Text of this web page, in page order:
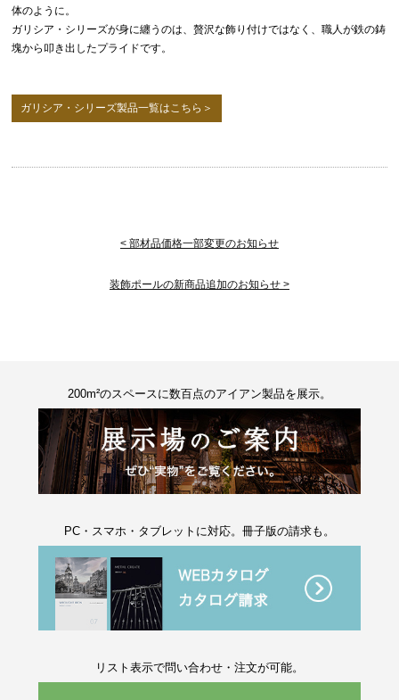
体のように。
ガリシア・シリーズが身に纏うのは、贅沢な飾り付けではなく、職人が鉄の鋳
塊から叩き出したプライドです。
ガリシア・シリーズ製品一覧はこちら＞
< 部材品価格一部変更のお知らせ
装飾ポールの新商品追加のお知らせ >
200m²のスペースに数百点のアイアン製品を展示。
PC・スマホ・タブレットに対応。冊子版の請求も。
リスト表示で問い合わせ・注文が可能。